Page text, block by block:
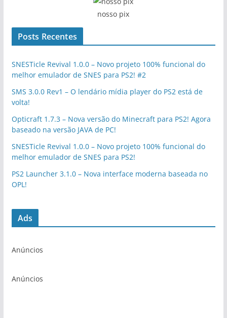
nosso pix
Posts Recentes
SNESTicle Revival 1.0.0 – Novo projeto 100% funcional do
melhor emulador de SNES para PS2! #2
SMS 3.0.0 Rev1 – O lendário mídia player do PS2 está de
volta!
Opticraft 1.7.3 – Nova versão do Minecraft para PS2! Agora
baseado na versão JAVA de PC!
SNESTicle Revival 1.0.0 – Novo projeto 100% funcional do
melhor emulador de SNES para PS2!
PS2 Launcher 3.1.0 – Nova interface moderna baseada no
OPL!
Ads
Anúncios
Anúncios